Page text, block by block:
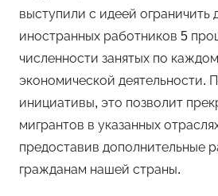
выступили с идеей
иностранных работников 5
численности занятых по
экономической деятельности.
инициативы, это позволит
мигрантов в указанных
предоставив дополнительные
гражданам нашей страны.